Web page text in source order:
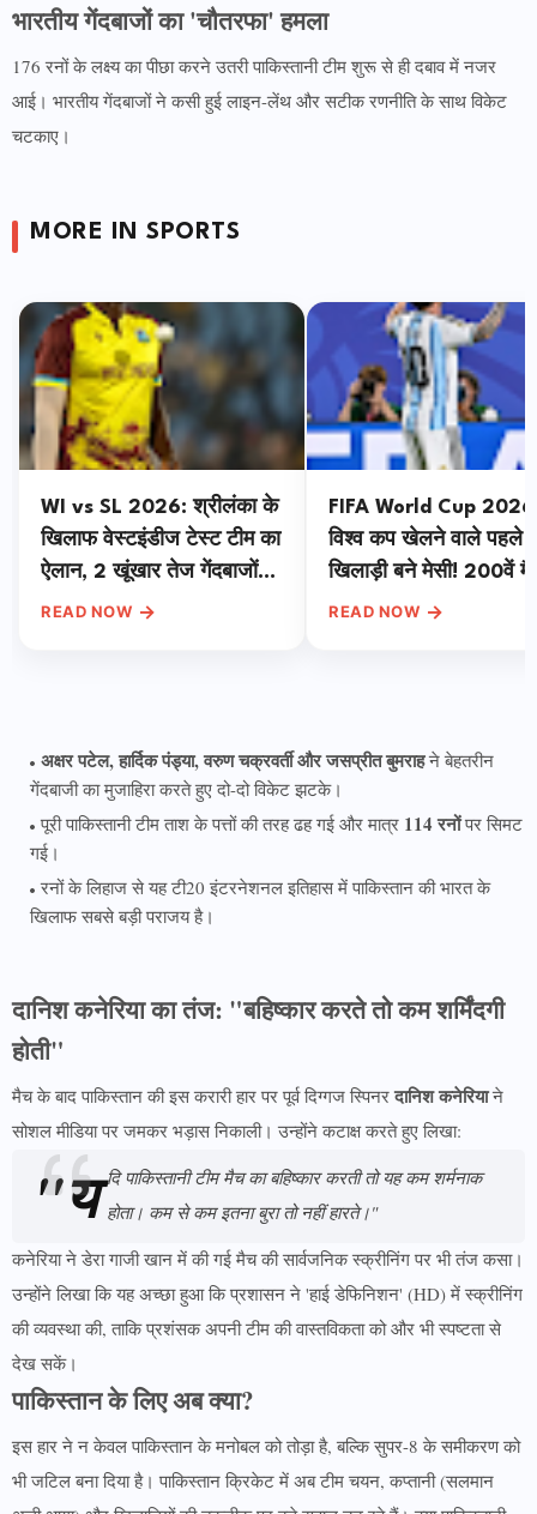
भारतीय गेंदबाजों का 'चौतरफा' हमला
176 रनों के लक्ष्य का पीछा करने उतरी पाकिस्तानी टीम शुरू से ही दबाव में नजर
आई। भारतीय गेंदबाजों ने कसी हुई लाइन-लेंथ और सटीक रणनीति के साथ विकेट
चटकाए।
MORE IN SPORTS
WI vs SL 2026: श्रीलंका के
खिलाफ वेस्टइंडीज टेस्ट टीम का
ऐलान, 2 खूंखार तेज गेंदबाजों
की हुई वापसी
READ NOW →
FIFA World Cup
विश्व कप खेलने वाले पहले
खिलाड़ी बने मेसी! 200वें
ऐतिहासिक हैट्रिक से रचा
READ NOW →
अक्षर पटेल, हार्दिक पंड्या, वरुण चक्रवर्ती और जसप्रीत बुमराहने बेहतरीन
गेंदबाजी का मुजाहिरा करते हुए दो-दो विकेट झटके।
पूरी पाकिस्तानी टीम ताश के पत्तों की तरह ढह गई और मात्र 114 रनोंपर सिमट
गई।
रनों के लिहाज से यह टी20 इंटरनेशनल इतिहास में पाकिस्तान की भारत के
खिलाफ सबसे बड़ी पराजय है।
दानिश कनेरिया का तंज: "बहिष्कार करते तो कम शर्मिंदगी
होती"
मैच के बाद पाकिस्तान की इस करारी हार पर पूर्व दिग्गज स्पिनरदानिश कनेरियाने
सोशल मीडिया पर जमकर भड़ास निकाली। उन्होंने कटाक्ष करते हुए लिखा:
"य दि पाकिस्तानी टीम मैच का बहिष्कार करती तो यह कम शर्मनाक
होता। कम से कम इतना बुरा तो नहीं हारते।"
कनेरिया ने डेरा गाजी खान में की गई मैच की सार्वजनिक स्क्रीनिंग पर भी तंज कसा।
उन्होंने लिखा कि यह अच्छा हुआ कि प्रशासन ने 'हाई डेफिनिशन' (HD) में स्क्रीनिंग
की व्यवस्था की, ताकि प्रशंसक अपनी टीम की वास्तविकता को और भी स्पष्टता से
देख सकें।
पाकिस्तान के लिए अब क्या?
इस हार ने न केवल पाकिस्तान के मनोबल को तोड़ा है, बल्कि सुपर-8 के समीकरण को
भी जटिल बना दिया है। पाकिस्तान क्रिकेट में अब टीम चयन, कप्तानी (सलमान